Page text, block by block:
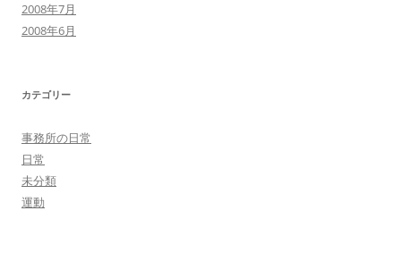
2008年7月
2008年6月
カテゴリー
事務所の日常
日常
未分類
運動